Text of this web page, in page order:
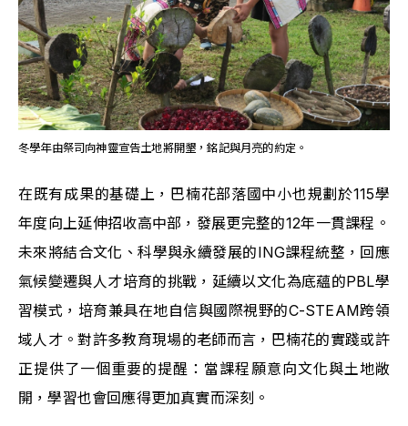
冬學年由祭司向神靈宣告土地將開墾，銘記與月亮的約定。
在既有成果的基礎上，巴楠花部落國中小也規劃於115學
年度向上延伸招收高中部，發展更完整的12年一貫課程。
未來將結合文化、科學與永續發展的ING課程統整，回應
氣候變遷與人才培育的挑戰，延續以文化為底蘊的PBL學
習模式，培育兼具在地自信與國際視野的C-STEAM跨領
域人才。對許多教育現場的老師而言，巴楠花的實踐或許
正提供了一個重要的提醒：當課程願意向文化與土地敞
開，學習也會回應得更加真實而深刻。